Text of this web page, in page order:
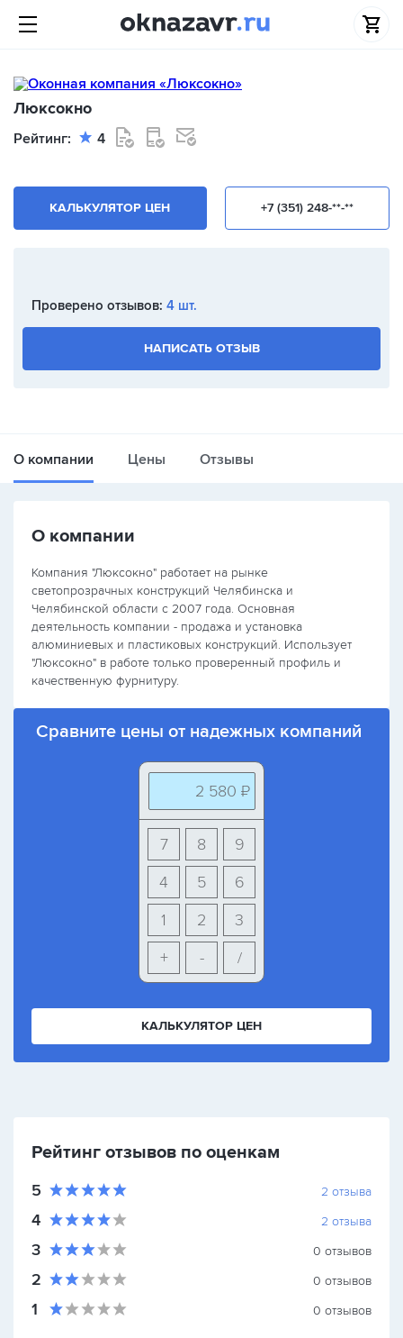
Люксокно
Рейтинг: 4
+7 (351) 248-**-**
КАЛЬКУЛЯТОР ЦЕН
Проверено отзывов: 4 шт.
НАПИСАТЬ ОТЗЫВ
О компании Цены Отзывы
О компании
Компания "Люксокно" работает на рынке
светопрозрачных конструкций Челябинска и
Челябинской области с 2007 года. Основная
деятельность компании - продажа и установка
алюминиевых и пластиковых конструкций. Использует
"Люксокно" в работе только проверенный профиль и
качественную фурнитуру.
Сравните цены от надежных компаний
2 580 ₽
9
8
7
6
5
4
3
2
1
+
- /
КАЛЬКУЛЯТОР ЦЕН
Рейтинг отзывов по оценкам
5 2 отзыва
4 2 отзыва
3 0 отзывов
2 0 отзывов
1 0 отзывов